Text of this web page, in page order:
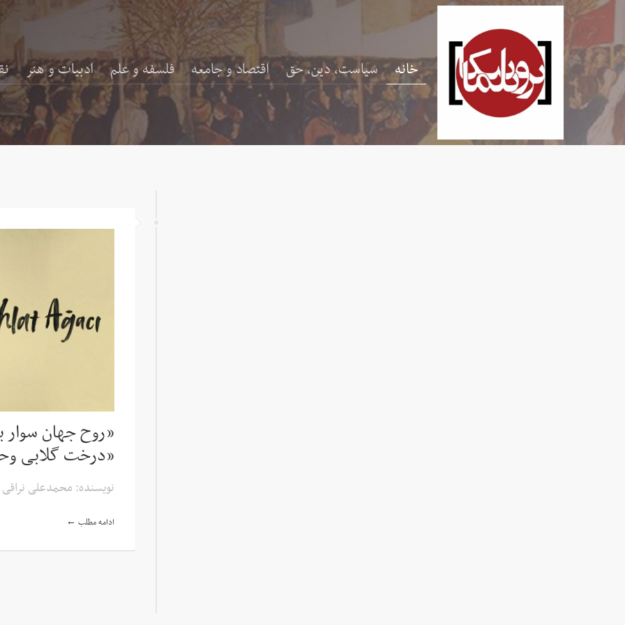
خانه سیاست، دین، حق اقتصاد و جامعه فلسفه و علم ادبیات و هنر
«روح جهان سوار
«درخت گلابی
نویسنده: محمدعلی نراقی
ادامه مطلب ←